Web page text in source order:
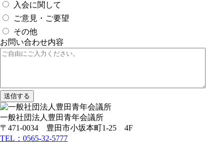
入会に関して
ご意見・ご要望
その他
お問い合わせ内容
一般社団法人豊田青年会議所
〒471-0034 豊田市小坂本町1-25 4F
TEL：0565-32-5777